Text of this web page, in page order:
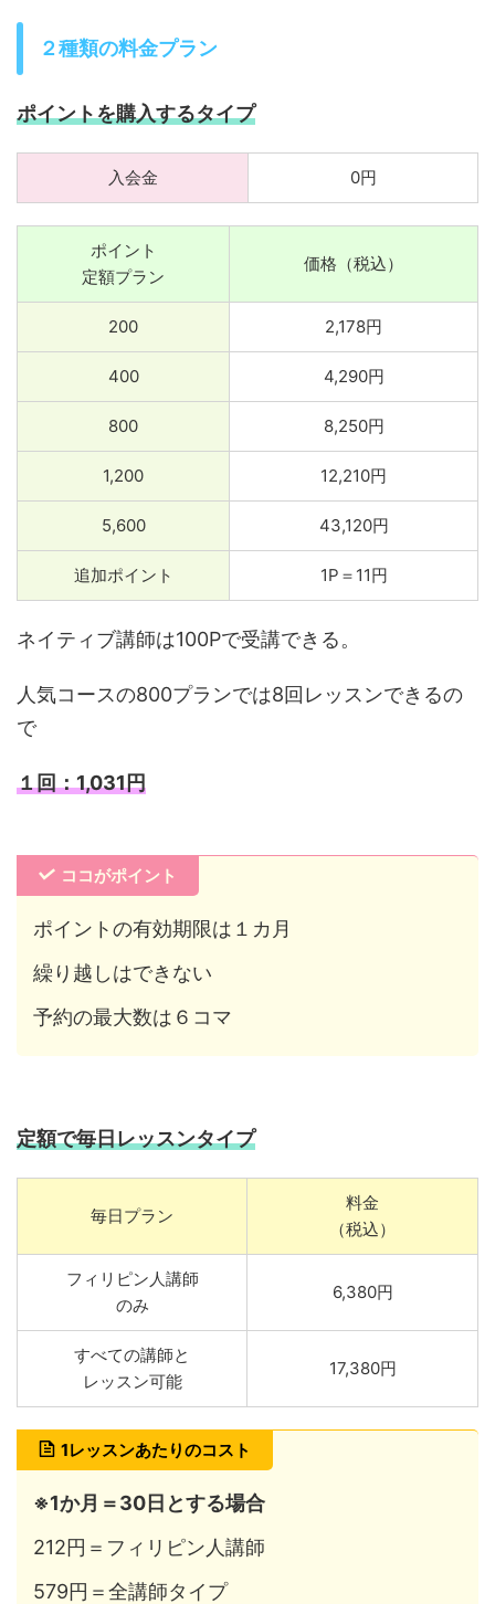
２種類の料金プラン
ポイントを購入するタイプ
入会金 0円
ポイント
定額プラン
価格（税込）
200 2,178円
400 4,290円
800 8,250円
1,200 12,210円
5,600 43,120円
追加ポイント 1P＝11円
ネイティブ講師は100Pで受講できる。
人気コースの800プランでは8回レッスンできるの
で
１回：1,031円
ココがポイント
ポイントの有効期限は１カ月
繰り越しはできない
予約の最大数は６コマ
定額で毎日レッスンタイプ
毎日プラン
料金
（税込）
フィリピン人講師
のみ
6,380円
すべての講師と
レッスン可能
17,380円
1レッスンあたりのコスト
※1か月＝30日とする場合
212円＝フィリピン人講師
579円＝全講師タイプ